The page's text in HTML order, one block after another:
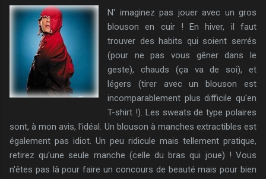
N' imaginez pas jouer avec un gros
blouson en cuir ! En hiver, il faut
trouver des habits qui soient serrés
(pour ne pas vous gêner dans le
geste), chauds (ça va de soi), et
légers (tirer avec un blouson est
incomparablement plus difficile qu'en
T-shirt !). Les sweats de type polaires
sont, à mon avis, l'idéal. Un blouson à manches extractibles est
également pas idiot. Un peu ridicule mais tellement pratique,
retirez qu'une seule manche (celle du bras qui joue) ! Vous
n'êtes pas là pour faire un concours de beauté mais pour bien